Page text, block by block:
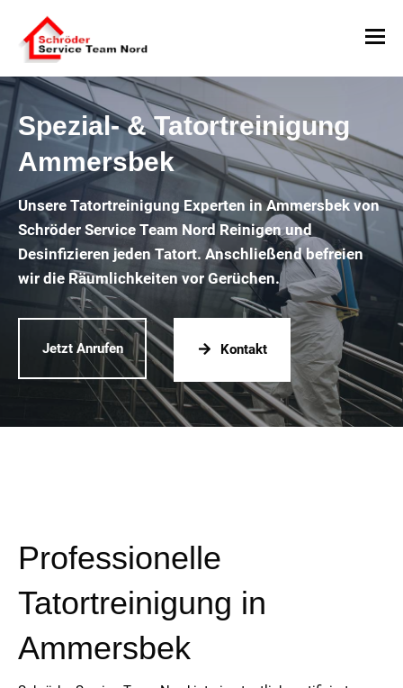
Spezial- & Tatortreinigung
Ammersbek
Unsere Tatortreinigung Experten in Ammersbek von
Schröder Service Team Nord Reinigen und
Desinfizieren jeden Tatort. Anschließend befreien
wir die Räumlichkeiten vor Gerüchen.
Jetzt Anrufen Kontakt
Professionelle
Tatortreinigung in
Ammersbek